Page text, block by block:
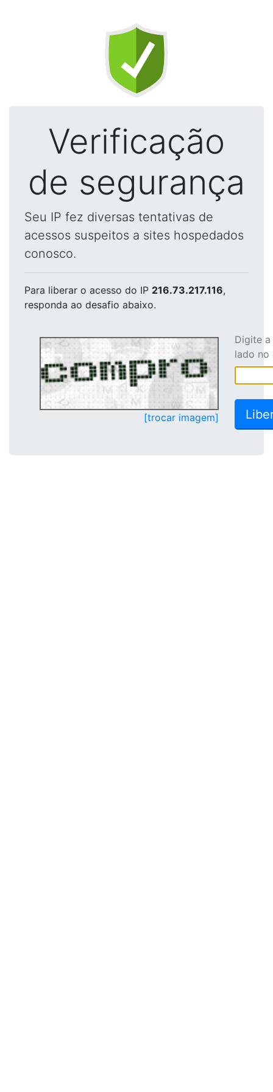
Verificação
de segurança
Seu IP fez diversas tentativas de
acessos suspeitos a sites hospedados
conosco.
Para liberar o acesso do IP 216.73.217.116,
responda ao desafio abaixo.
[trocar imagem]
Digite
lado no